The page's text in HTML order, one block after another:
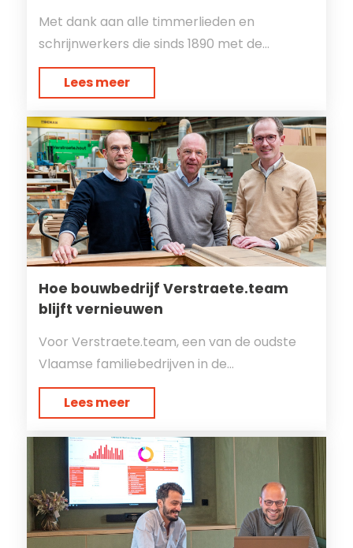
Met dank aan alle timmerlieden en
schrijnwerkers die sinds 1890 met de...
Lees meer
Hoe bouwbedrijf Verstraete.team
blijft vernieuwen
Voor Verstraete.team, een van de oudste
Vlaamse familiebedrijven in de...
Lees meer